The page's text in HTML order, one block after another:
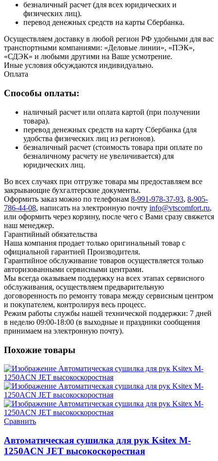
безналичный расчет (для всех юридических и
физических лиц).
перевод денежных средств на карты Сбербанка.
Осуществляем доставку в любой регион РФ удобными для вас
транспортными компаниями: «Деловые линии», «ПЭК»,
«СДЭК» и любыми другими на Ваше усмотрение.
Иные условия обсуждаются индивидуально.
Оплата
Способы оплаты:
наличный расчет или оплата картой (при получении
товара).
перевод денежных средств на карту Сбербанка (для
удобства физических лиц из регионов).
безналичный расчет (стоимость товара при оплате по
безналичному расчету не увеличивается) для
юридических лиц.
Во всех случаях при отгрузке товара мы предоставляем все
закрывающие бухгалтерские документы.
Оформить заказ можно по телефонам 8-991-978-37-93, 8-905-
786-44-08, написать на электронную почту info@vtscomfort.ru,
или оформить через корзину, после чего с Вами сразу свяжется
наш менеджер.
Гарантийный обязательства
Наша компания продает только оригинальный товар с
официальной гарантией Производителя.
Гарантийное обслуживание товаров осуществляется только
авторизованными сервисными центрами.
Мы всегда оказываем поддержку на всех этапах сервисного
обслуживания, осуществляем предварительную
договоренность по ремонту товара между сервисным центром
и покупателем, контролируя весь процесс.
Режим работы службы нашей технической поддержки: 7 дней
в неделю 09:00-18:00 (в выходные и праздники сообщения
принимаем на электронную почту).
Похожие товары
Сравнить
Автоматическая сушилка для рук Ksitex M-
1250ACN JET высокоскоростная